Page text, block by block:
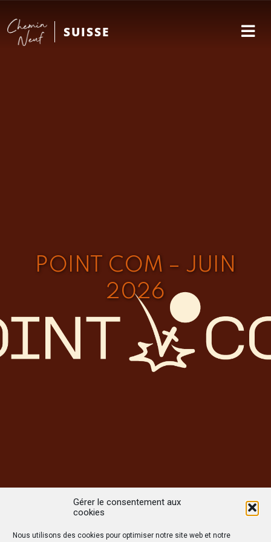
Gérer le consentement aux
cookies
Nous utilisons des cookies pour optimiser notre site web et notre
SUISSE
POINT COM – JUIN
2026